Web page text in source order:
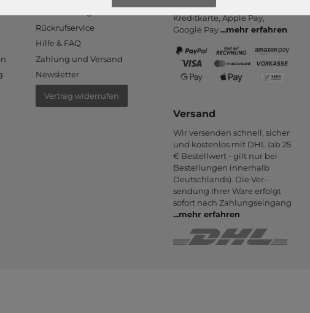
Rückrufservice
Hilfe & FAQ
Zahlung und Versand
Newsletter
Vertrag widerrufen
Amazon Pay, Vor­kasse,
Kredit­karte, Apple Pay,
Google Pay...mehr erfahren
Versand
Wir versenden schnell, sicher
und kostenlos mit DHL (ab 25
€ Bestell­wert - gilt nur bei
Bestel­lungen inner­halb
Deutsch­lands). Die Ver­
sendung Ihrer Ware er­folgt
sofort nach Zahlungs­eingang
...mehr erfahren